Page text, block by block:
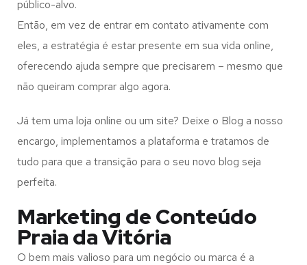
público-alvo.
Então, em vez de entrar em contato ativamente com
eles, a estratégia é estar presente em sua vida online,
oferecendo ajuda sempre que precisarem – mesmo que
não queiram comprar algo agora.
Já tem uma loja online ou um site? Deixe o Blog a nosso
encargo, implementamos a plataforma e tratamos de
tudo para que a transição para o seu novo blog seja
perfeita.
Marketing de Conteúdo
Praia da Vitória
O bem mais valioso para um negócio ou marca é a